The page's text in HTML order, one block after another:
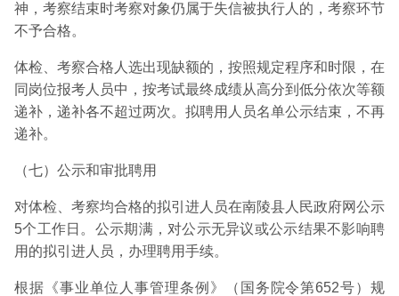
神，考察结束时考察对象仍属于失信被执行人的，考察环节
不予合格。
体检、考察合格人选出现缺额的，按照规定程序和时限，在
同岗位报考人员中，按考试最终成绩从高分到低分依次等额
递补，递补各不超过两次。拟聘用人员名单公示结束，不再
递补。
（七）公示和审批聘用
对体检、考察均合格的拟引进人员在南陵县人民政府网公示
5个工作日。公示期满，对公示无异议或公示结果不影响聘
用的拟引进人员，办理聘用手续。
根据《事业单位人事管理条例》（国务院令第652号）规